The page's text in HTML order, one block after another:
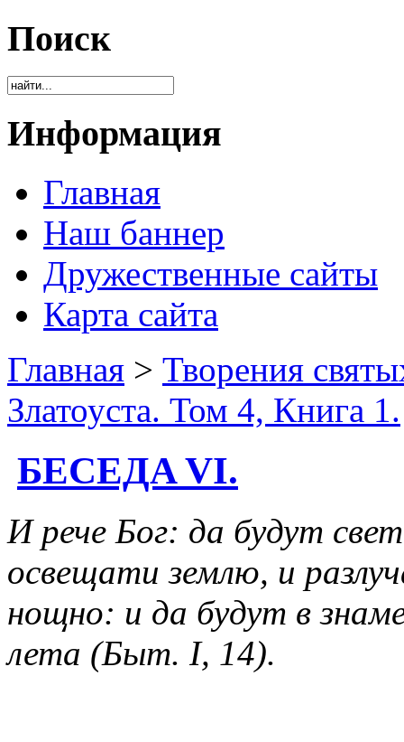
Поиск
Информация
Главная
Наш баннер
Дружественные сайты
Карта сайта
Главная > Творения
Златоуста. Том 4, Книга 1.
БЕСЕДA VI.
И рече Бог: да будут
освещати землю, и
нощно: и да будут в
лета (Быт. I, 14).